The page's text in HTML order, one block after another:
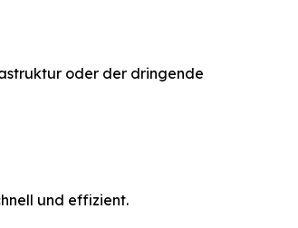
oder der dringende
und effizient.